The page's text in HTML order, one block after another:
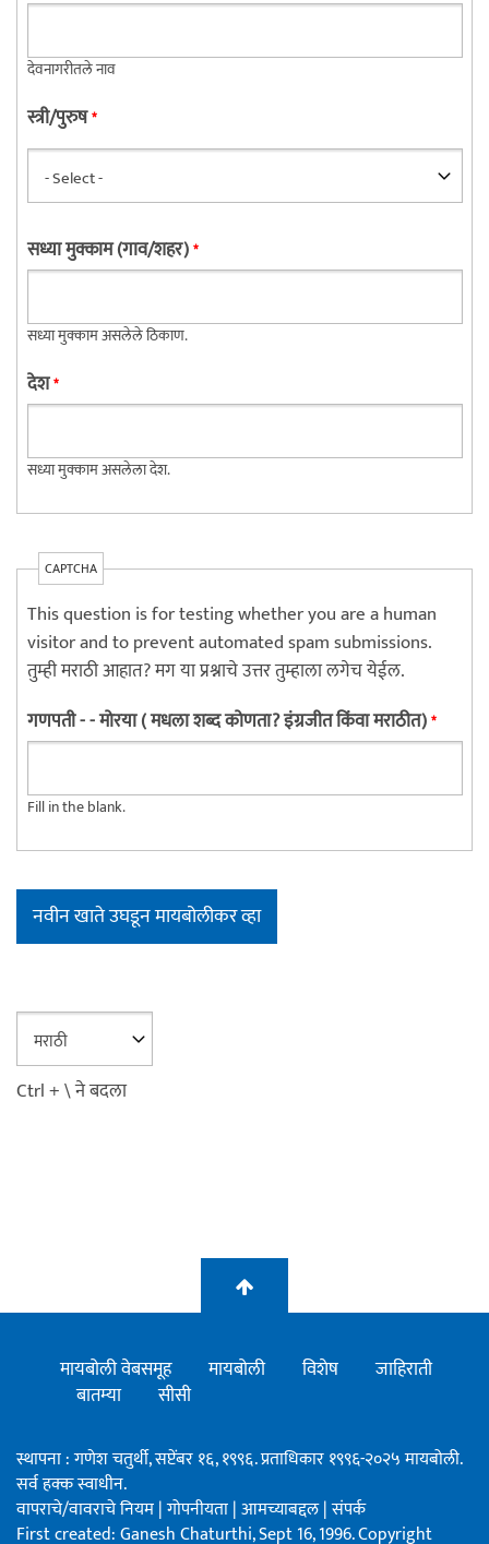
देवनागरीतले नाव
स्त्री/पुरुष*
सध्या मुक्काम (गाव/शहर)*
सध्या मुक्काम असलेले ठिकाण.
देश*
सध्या मुक्काम असलेला देश.
CAPTCHA
This question is for testing whether you are a human
visitor and to prevent automated spam submissions.
तुम्ही मराठी आहात? मग या प्रश्नाचे उत्तर तुम्हाला लगेच येईल.
गणपती - - मोरया ( मधला शब्द कोणता? इंग्रजीत किंवा मराठीत)*
Fill in the blank.
Ctrl + \ ने बदला
मायबोली वेबसमूह मायबोली विशेष
जाहिराती
बातम्या
सीसी
स्थापना : गणेश चतुर्थी, सप्टेंबर १६, १९९६. प्रताधिकार १९९६-२०२५ मायबोली.
सर्व हक्क स्वाधीन.
वापराचे/वावराचे नियम|गोपनीयता|आमच्याबद्दल|संपर्क
First created: Ganesh Chaturthi, Sept 16, 1996. Copyright